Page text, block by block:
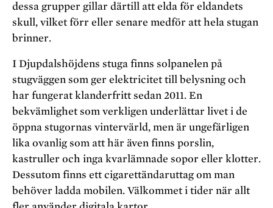
dessa grupper gillar därtill att elda för eldandets
skull, vilket förr eller senare medför att hela stugan
brinner.
I Djupdalshöjdens stuga finns solpanelen på
stugväggen som ger elektricitet till belysning och
har fungerat klanderfritt sedan 2011. En
bekvämlighet som verkligen underlättar livet i de
öppna stugornas vintervärld, men är ungefärligen
lika ovanlig som att här även finns porslin,
kastruller och inga kvarlämnade sopor eller klotter.
Dessutom finns ett cigarettändaruttag om man
behöver ladda mobilen. Välkommet i tider när allt